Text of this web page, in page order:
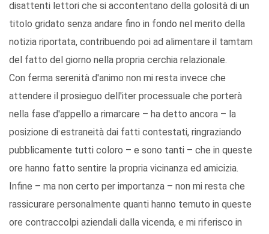
disattenti lettori che si accontentano della golosità di un
titolo gridato senza andare fino in fondo nel merito della
notizia riportata, contribuendo poi ad alimentare il tamtam
del fatto del giorno nella propria cerchia relazionale.
Con ferma serenità d'animo non mi resta invece che
attendere il prosieguo dell'iter processuale che porterà
nella fase d'appello a rimarcare – ha detto ancora – la
posizione di estraneità dai fatti contestati, ringraziando
pubblicamente tutti coloro – e sono tanti – che in queste
ore hanno fatto sentire la propria vicinanza ed amicizia.
Infine – ma non certo per importanza – non mi resta che
rassicurare personalmente quanti hanno temuto in queste
ore contraccolpi aziendali dalla vicenda, e mi riferisco in